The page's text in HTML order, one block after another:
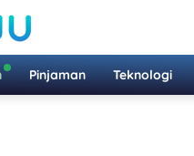
Pinjaman Teknologi